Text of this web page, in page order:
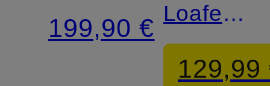
199,90 €
Loafer
CPH885
129,99